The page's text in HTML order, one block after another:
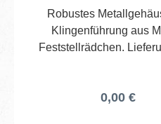
Robustes
Klingenführung aus
Feststellrädchen.
0,00 €